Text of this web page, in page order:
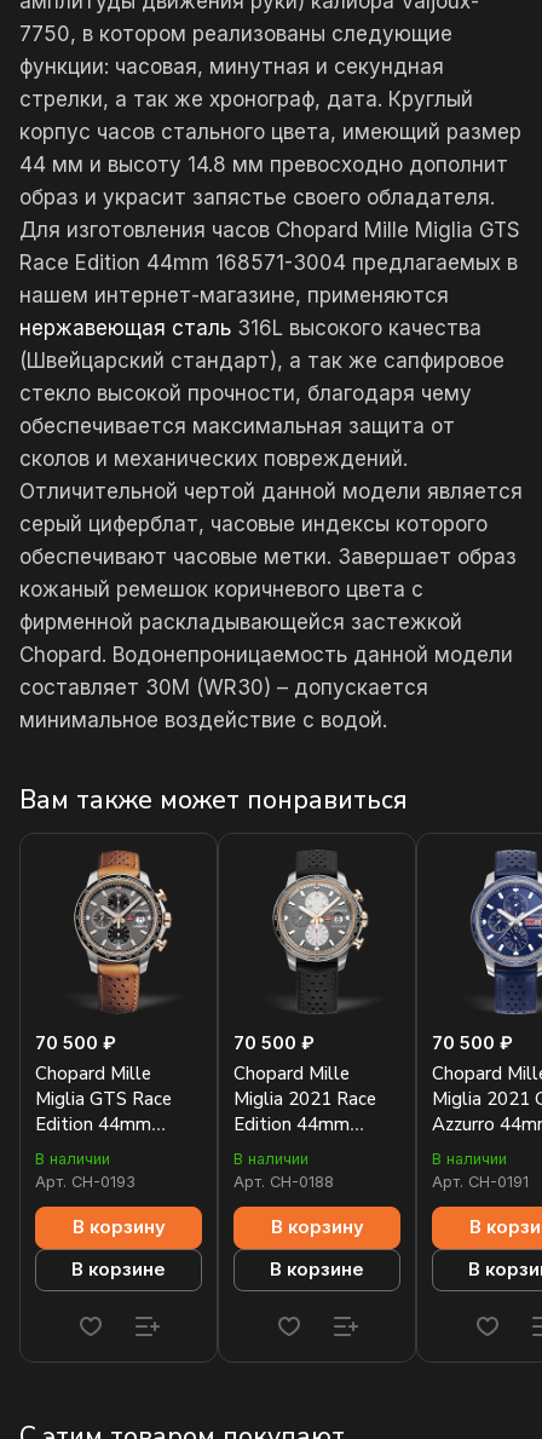
7750, в котором реализованы следующие
функции: часовая, минутная и секундная
стрелки, а так же хронограф, дата. Круглый
корпус часов стального цвета, имеющий размер
44 мм и высоту 14.8 мм превосходно дополнит
образ и украсит запястье своего обладателя.
Для изготовления часов Chopard Mille Miglia GTS
Race Edition 44mm 168571-3004 предлагаемых в
нашем интернет-магазине, применяются
нержавеющая сталь 316L высокого качества
(Швейцарский стандарт), а так же сапфировое
стекло высокой прочности, благодаря чему
обеспечивается максимальная защита от
сколов и механических повреждений.
Отличительной чертой данной модели является
серый циферблат, часовые индексы которого
обеспечивают часовые метки. Завершает образ
кожаный ремешок коричневого цвета с
фирменной раскладывающейся застежкой
Chopard. Водонепроницаемость данной модели
составляет 30М (WR30) – допускается
минимальное воздействие с водой.
Вам также может понравиться
70 500 ₽
Chopard Mille
Miglia GTS Race
Edition 44mm
168571-6002
В наличии
Арт. CH-0193
В корзину
В корзине
70 500 ₽
Chopard Mille
Miglia 2021 Race
Edition 44mm
168571-6003
В наличии
Арт. CH-0188
В корзину
В корзине
70 500 ₽
Chopard
Miglia 2021
Azzurro
168571-
В наличии
Арт. CH-0191
В
В